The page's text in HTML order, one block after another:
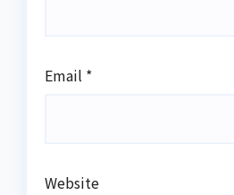
Email *
Website